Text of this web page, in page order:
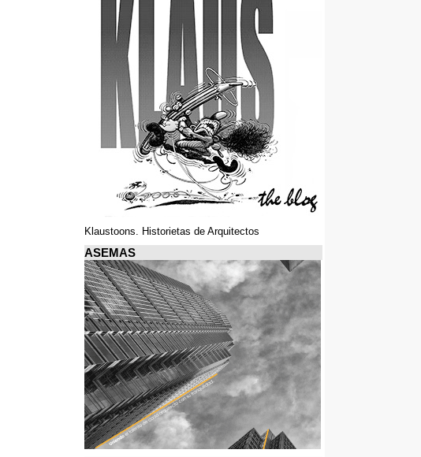
Klaustoons. Historietas de Arquitectos
ASEMAS